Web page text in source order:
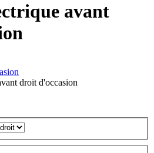
avant
droit d'occasion